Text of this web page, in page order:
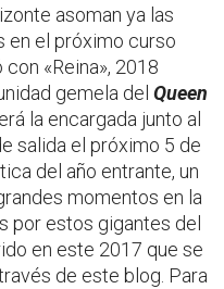
asoman ya las
en el próximo curso
«Reina», 2018
gemela del Queen
la encargada junto al
salida el próximo 5 de
del año entrante, un
momentos en la
por estos gigantes del
en este 2017 que se
de este blog. Para